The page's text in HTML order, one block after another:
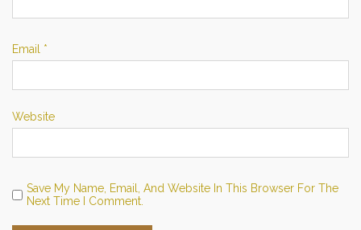
Email *
Website
Save My Name, Email, And Website In This Browser For The
Next Time I Comment.